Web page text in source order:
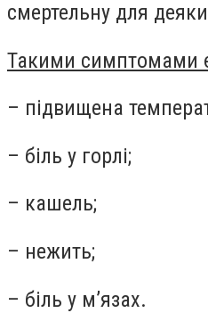
смертельну для
Такими симптомами
– підвищена
– біль у горлі;
– кашель;
– нежить;
– біль у м’язах.